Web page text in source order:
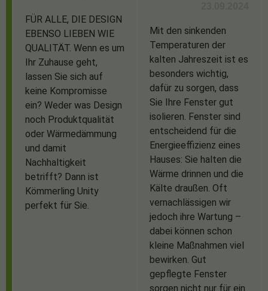
FÜR ALLE, DIE DESIGN
EBENSO LIEBEN WIE
QUALITÄT. Wenn es um
Ihr Zuhause geht,
lassen Sie sich auf
keine Kompromisse
ein? Weder was Design
noch Produktqualität
oder Wärmedämmung
und damit
Nachhaltigkeit
betrifft? Dann ist
Kömmerling Unity
perfekt für Sie.
Mit den sinkenden
Temperaturen der
kalten Jahreszeit ist es
besonders wichtig,
dafür zu sorgen, dass
Sie Ihre Fenster gut
isolieren. Fenster sind
entscheidend für die
Energieeffizienz eines
Hauses: Sie halten die
Wärme drinnen und die
Kälte draußen. Oft
vernachlässigen wir
jedoch ihre Wartung –
dabei können schon
kleine Maßnahmen viel
bewirken. Gut
gepflegte Fenster
sorgen nicht nur für ein